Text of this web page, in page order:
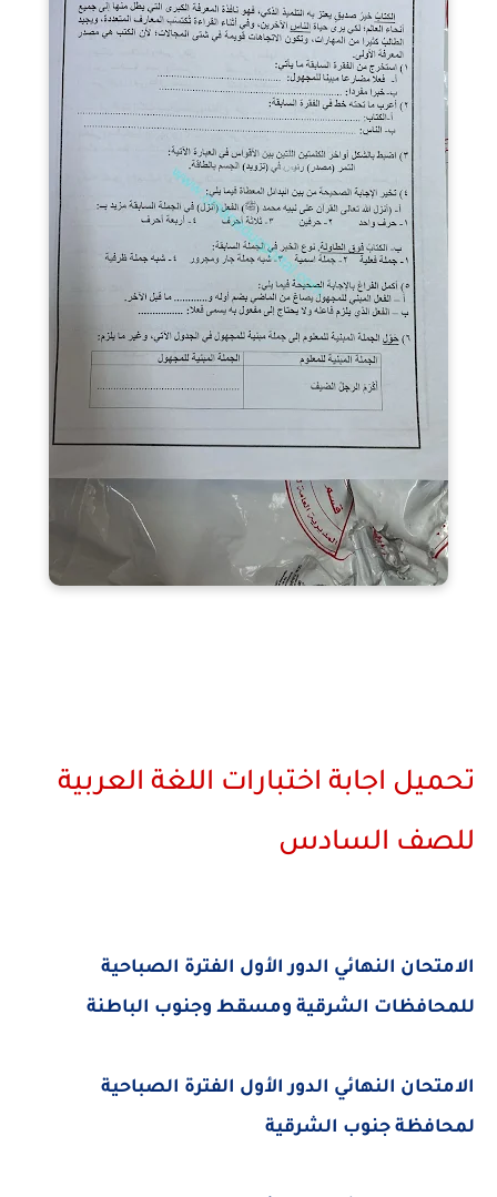
تحميل اجابة اختبارات اللغة العربية
للصف السادس
الامتحان النهائي الدور الأول الفترة الصباحية
للمحافظات الشرقية ومسقط وجنوب الباطنة
الامتحان النهائي الدور الأول الفترة الصباحية
لمحافظة جنوب الشرقية